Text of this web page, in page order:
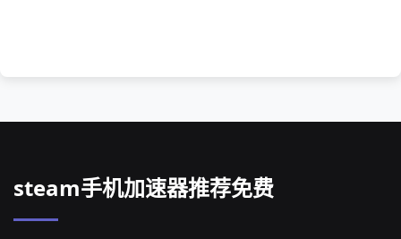
steam手机加速器推荐免费